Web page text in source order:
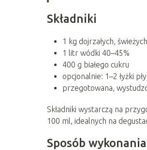
Składniki
1 kg dojrzałych,
1 litr wódki 40–45%
400 g białego cukru
opcjonalnie: 1–2 łyżki
przegotowana,
Składniki wystarczą na
100 ml, idealnych na
Sposób wykonania